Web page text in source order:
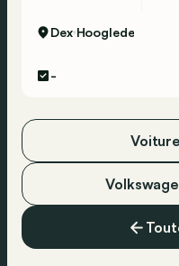
Dex Hooglede
-